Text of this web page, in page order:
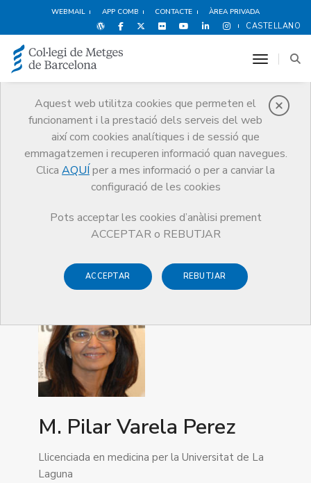
WEBMAIL APP COMB CONTACTE ÀREA PRIVADA
CASTELLANO
Aquest web utilitza cookies que permeten el
funcionament i la prestació dels serveis del web
així com cookies analítiques i de sessió que
emmagatzemen i recuperen informació quan navegues.
Clica AQUÍ per a mes informació o per a canviar la
configuració de les cookies
Pots acceptar les cookies d’anàlisi prement
ACCEPTAR o REBUTJAR
ACCEPTAR REBUTJAR
toggle
Premis
Premis Guardonat Edició 2014
Guardonat Edició 2014
M. Pilar Varela Perez
Llicenciada en medicina per la Universitat de La
Laguna